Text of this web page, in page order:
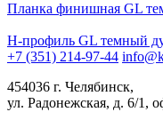
Планка финишная GL
H-профиль GL темный
+7 (351) 214-97-44
454036 г. Челябинск,
ул. Радонежская, д. 6/1,